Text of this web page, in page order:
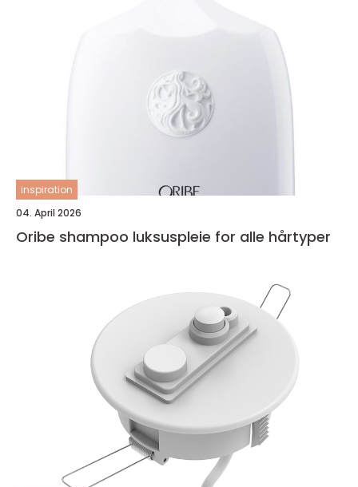
inspiration
04. April 2026
Oribe shampoo luksuspleie for alle hårtyper